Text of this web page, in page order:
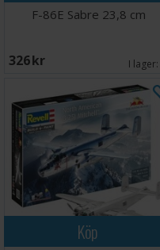
F-86E Sabre 23,8 cm
326 SEK I lager:
Köp